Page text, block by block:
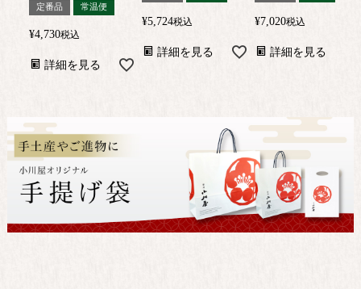
定番品 常温便
¥4,730税込
詳細を見る
¥5,724税込
詳細を見る
¥7,020税込
詳細を見る